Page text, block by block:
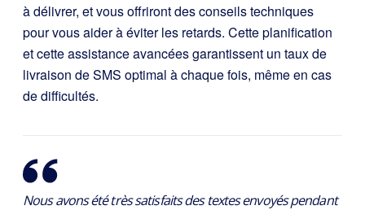
à délivrer, et vous offriront des conseils techniques
pour vous aider à éviter les retards. Cette planification
et cette assistance avancées garantissent un taux de
livraison de SMS optimal à chaque fois, même en cas
de difficultés.
Nous avons été très satisfaits des textes envoyés pendant